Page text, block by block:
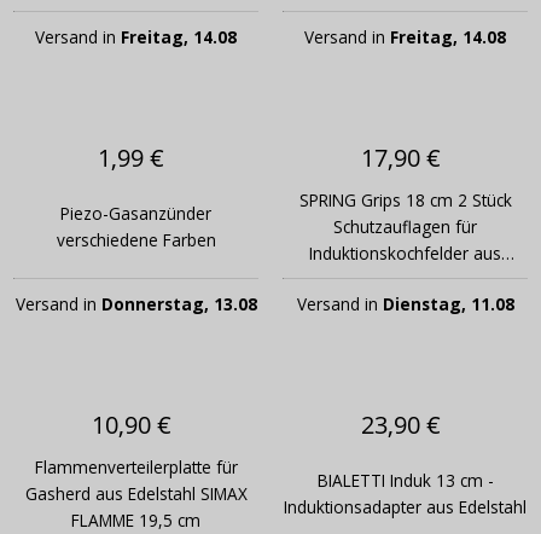
Versand in Freitag, 14.08 Versand in Freitag, 14.08
1,99 €
Piezo-Gasanzünder
verschiedene Farben
Versand in Donnerstag, 13.08
17,90 €
SPRING Grips 18 cm 2 Stück
Schutzauflagen für
Induktionskochfelder aus
Silikon
Versand in Dienstag, 11.08
10,90 €
Flammenverteilerplatte für
Gasherd aus Edelstahl SIMAX
FLAMME 19,5 cm
23,90 €
BIALETTI Induk 13 cm -
Induktionsadapter aus Edelstahl